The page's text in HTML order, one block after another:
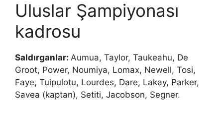
Uluslar Şampiyonası
kadrosu
Saldırganlar: Aumua, Taylor, Taukeahu, De
Groot, Power, Noumiya, Lomax, Newell, Tosi,
Faye, Tuipulotu, Lourdes, Dare, Lakay, Parker,
Savea (kaptan), Setiti, Jacobson, Segner.